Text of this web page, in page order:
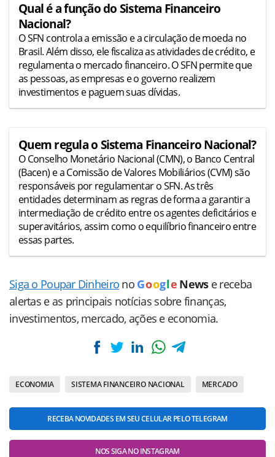
Qual é a função do Sistema Financeiro
Nacional?
O SFN controla a emissão e a circulação de moeda no
Brasil. Além disso, ele fiscaliza as atividades de crédito, e
regulamenta o mercado financeiro. O SFN permite que
as pessoas, as empresas e o governo realizem
investimentos e paguem suas dívidas.
Quem regula o Sistema Financeiro Nacional?
O Conselho Monetário Nacional (CMN), o Banco Central
(Bacen) e a Comissão de Valores Mobiliários (CVM) são
responsáveis por regulamentar o SFN. As três
entidades determinam as regras de forma a garantir a
intermediação de crédito entre os agentes deficitários e
superavitários, assim como o equilíbrio financeiro entre
essas partes.
Siga o Poupar Dinheiro no Goog le News e receba
alertas e as principais notícias sobre finanças,
investimentos, mercado, ações e economia.
ECONOMIA SISTEMA FINANCEIRO NACIONAL MERCADO
RECEBA NOVIDADES EM SEU CELULAR PELO TELEGRAM
NOS SIGA NO INSTAGRAM